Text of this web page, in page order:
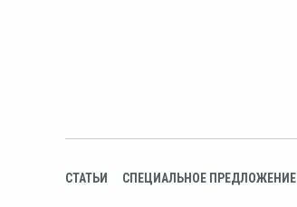
СТАТЬИ СПЕЦИАЛЬНОЕ ПРЕДЛОЖЕНИЕ